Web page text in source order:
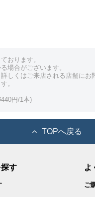
おります。
場合がございます。
しくはご来店される店舗にお
。
円/1本)
TOPへ戻る
す よ
ご